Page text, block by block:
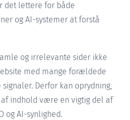
det lettere for både
og AI-systemer at forstå
og irrelevante sider ikke
med mange forældede
Derfor kan oprydning,
indhold være en vigtig del af
og AI-synlighed.